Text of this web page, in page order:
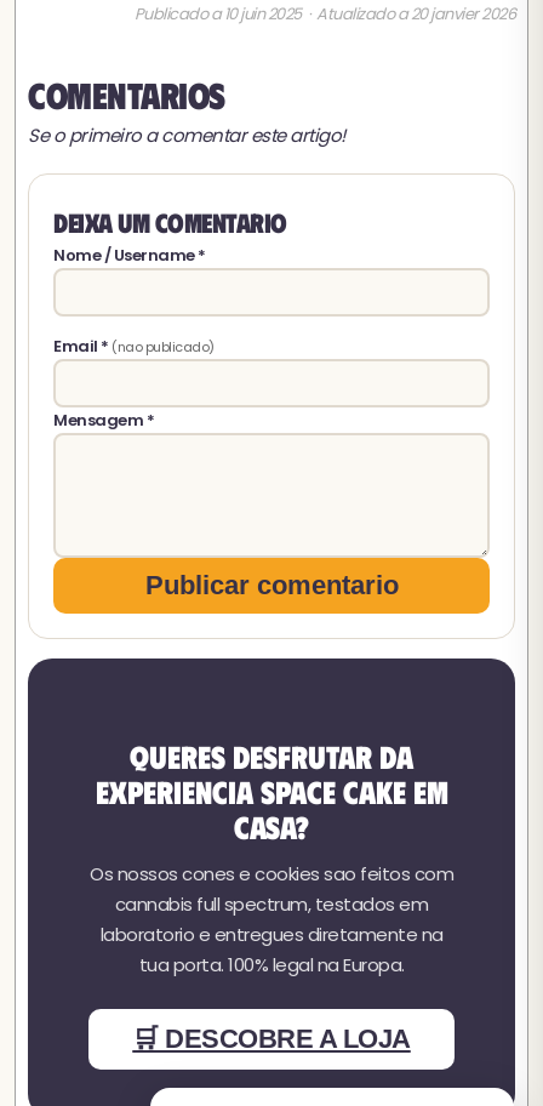
Publicado a 10 juin 2025 · Atualizado a 20 janvier 2026
Comentarios
Se o primeiro a comentar este artigo!
Deixa um comentario
Nome / Username *
Email * (nao publicado)
Mensagem *
Publicar comentario
Queres desfrutar da
experiencia Space Cake em
casa?
Os nossos cones e cookies sao feitos com
cannabis full spectrum, testados em
laboratorio e entregues diretamente na
tua porta. 100% legal na Europa.
🛒 DESCOBRE A LOJA